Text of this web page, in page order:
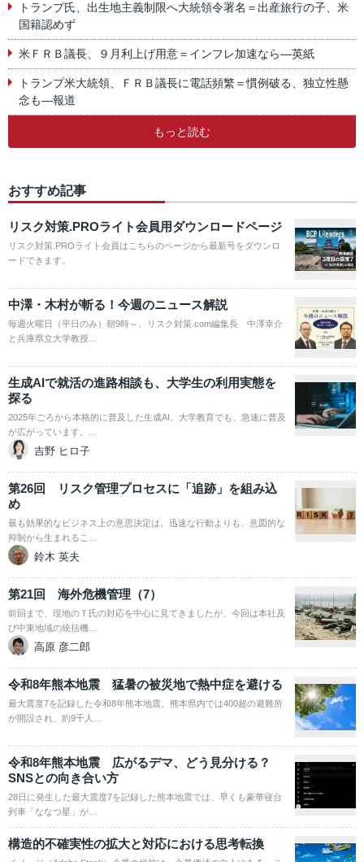
トランプ氏、出生地主義制限へ大統領令署名＝出産旅行の子、米
国籍認めず
米ＦＲＢ議長、９月利上げ用意＝インフレ加速なら―英紙
トランプ米大統領、ＦＲＢ議長に電話頻繁＝慣例破る、独立性懸
念も―報道
もっと読む
おすすめ記事
リスク対策.PROライト会員用ダウンロードページ
リスク対策.PROライト会員はこちらのページから最新号をダウンロ
ードできます。
中澤・木村が斬る！今週のニュース解説
毎週火曜日（平日のみ）朝9時～、リスク対策.com編集長 中澤幸介
と兵庫県立大学教授…
生成AIで就活の進路相談も、大学生の利用実態を
探る
2025年ごろから本格的に普及した生成AI。大学教育でも、急速に普及
が広がっています。…
吉野 ヒロ子
第26回 リスク管理プロセスに「追跡」を組み込
め
最も効果的なビジネス上の意思決定は、迅速な行動よりも、意図的な
抑制から生まれるこ…
鈴木 英夫
第21回 海外危機管理（7）
前回まで、現地のＴ氏の対応を中心に見てきましたが、今回は本社及
び中東地域の統括機…
高原 彦二郎
令和8年熊本地震 猛暑の被災地で熱中症を避ける
最大震度7を記録した令和8年熊本地震。熊本県内では400超の避難所
が開設され、約9千人…
令和8年熊本地震 広がるデマ、どう見分ける？
SNSとの向き合い方
28日に発生した最大震度7を記録した熊本地震では、早くも豪華寝台
列車「ななつ星」が…
構造的不確実性の拡大と対応における思考転換